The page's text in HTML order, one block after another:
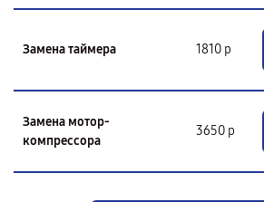
Замена таймера 1810 р
Замена мотор-
компрессора
3650 р